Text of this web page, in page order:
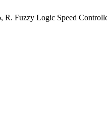
R. Fuzzy Logic Speed